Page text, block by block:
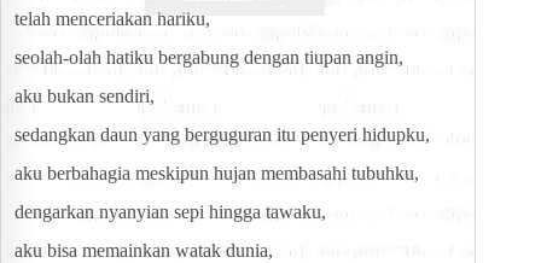
telah menceriakan hariku,
seolah-olah hatiku bergabung dengan tiupan angin,
aku bukan sendiri,
sedangkan daun yang berguguran itu penyeri hidupku,
aku berbahagia meskipun hujan membasahi tubuhku,
dengarkan nyanyian sepi hingga tawaku,
aku bisa memainkan watak dunia,